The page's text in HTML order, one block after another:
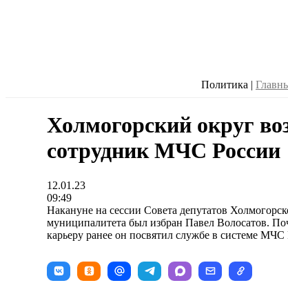
Политика |
Холмогорский округ
сотрудник МЧС России
12.01.23
09:49
Накануне на сессии Совета депутатов
муниципалитета был избран Павел Волосатов.
карьеру ранее он посвятил службе в системе МЧС